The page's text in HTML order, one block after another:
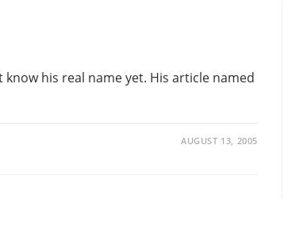
his real name yet. His article named
AUGUST 13, 2005